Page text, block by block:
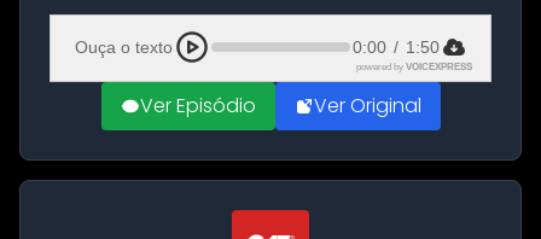
dedicada à história das ...
Ouça o texto 0:00 / 1:50
powered by VOICEXPRESS
Ver Episódio Ver Original